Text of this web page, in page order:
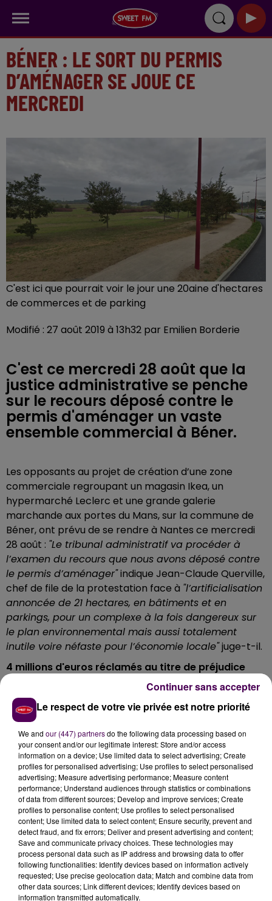
BÉNER : LE SORT DU PERMIS
D’AMÉNAGER SE JOUE CE
MERCREDI
C'est ici que pourrait voir le jour une 20aine d'hectares
de commerces et de parking
Modifié : 27 août 2019 à 13h32 par Emilien Borderie
C'est ce mercredi 28 août que la
justice administrative se penche
sur le recours déposé contre le
permis d'aménager un vaste
ensemble commercial à Béner.
Les opposants au projet de création d’une zone
commerciale regroupant un magasin Ikea, un
hypermarché Leclerc et une grande galerie
marchande aux portes du Mans, sur la commune de
Béner, ont prévu de se rendre à Nantes ce mercredi
28 août : "Le tribunal administratif va procéder à
l’examen du recours que nous avons déposé contre
le permis d’aménager"indique Jean-Claude Querville,
chef de file de la protestation face à "l’artificialisation
annoncée de 21 hectares, en bâtiments et en
parkings, pour un complexe à la fois dangereux sur
le plan environnemental mais aussi totalement
inutile voire néfaste pour l’économie locale"juge-t-il.
4 millions d'euros réclamés au titre de préjudice
C’est à partir de 9h15 que le dossier sera évoqué ce
mercredi à Nantes : "Le rapporteur public fera part
de ses conclusions, on aura donc une première
tendance en milieu de matinée, mais la décision
finale ne sera rendue par le tribunal que d’ici trois
semaines a priori"précise Jean-Claude Querville qui
se prépare à un autre rendez-vous :"le 17 septembre,
le palais de justice du Mans tranchera au sujet des 4
millions d’euros que nous réclament les promoteurs
pour le préjudice lié au retard pris par les travaux…
Nos recours sont pointés du doigt, pourtant, ils ne
sont pas suspensifs, les tractopelles auraient déjà pu
arriver !".
Le respect de votre vie privée est notre priorité
We and our (447) partnersdo the following data processing based on
your consent and/or our legitimate interest: Store and/or access
information on a device; Use limited data to select advertising; Create
profiles for personalised advertising; Use profiles to select personalised
advertising; Measure advertising performance; Measure content
performance; Understand audiences through statistics or combinations
of data from different sources; Develop and improve services; Create
profiles to personalise content; Use profiles to select personalised
content; Use limited data to select content; Ensure security, prevent and
detect fraud, and fix errors; Deliver and present advertising and content;
Save and communicate privacy choices. These technologies may
process personal data such as IP address and browsing data to offer
following functionalities: Identify devices based on information actively
requested; Use precise geolocation data; Match and combine data from
other data sources; Link different devices; Identify devices based on
information transmitted automatically.
Continuer sans accepter